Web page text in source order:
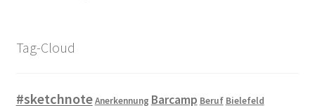
Tag-Cloud
#sketchnoteAnerkennung Barcamp Beruf Bielefeld